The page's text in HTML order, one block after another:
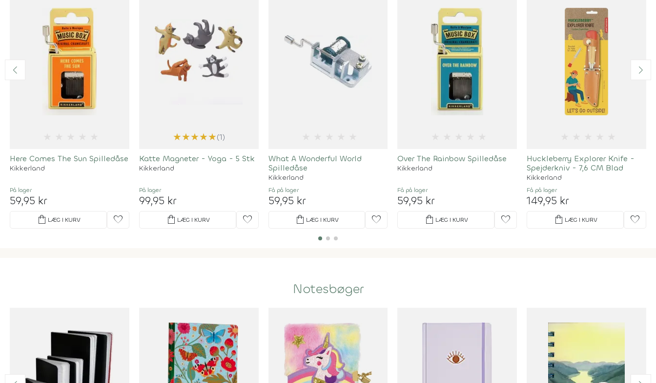
Here Comes The Sun Spilledåse
Kikkerland
På lager
59,95 kr
shopping_bag LÆG I KURV favorite
★★★★★(1)
Katte Magneter - Yoga - 5 Stk
Kikkerland
På lager
99,95 kr
shopping_bag LÆG I KURV favorite
What A Wonderful World
Spilledåse
Kikkerland
Få på lager
59,95 kr
shopping_bag LÆG I KURV favorite
Over The Rainbow Spilledåse
Kikkerland
Få på lager
59,95 kr
shopping_bag LÆG I KURV favorite
Huckleberry Explorer Knife -
Spejderkniv - 7,6 CM Blad
Kikkerland
Få på lager
149,95 kr
shopping_bag LÆG I KURV favorite
Notesbøger